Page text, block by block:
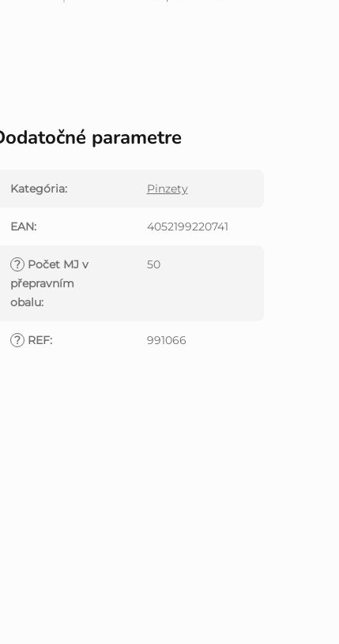
parametre
Kategória: Pinzety
EAN: 4052199220741
? Počet MJ v
přepravním
obalu:
50
? REF: 991066